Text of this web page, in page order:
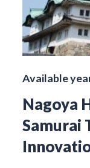
Available
Nagoya
Samurai